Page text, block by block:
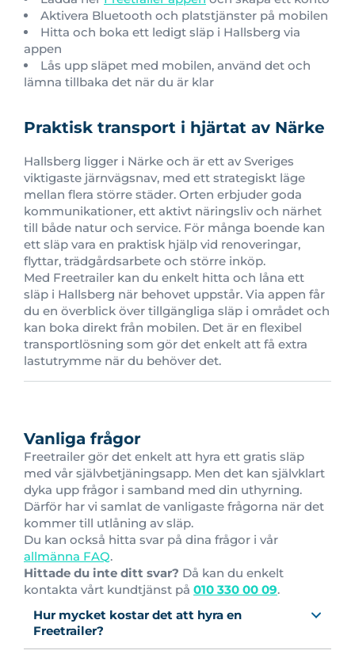
Aktivera Bluetooth och platstjänster på mobilen
Hitta och boka ett ledigt släp i Hallsberg via
appen
Lås upp släpet med mobilen, använd det och
lämna tillbaka det när du är klar
Praktisk transport i hjärtat av Närke
Hallsberg ligger i Närke och är ett av Sveriges
viktigaste järnvägsnav, med ett strategiskt läge
mellan flera större städer. Orten erbjuder goda
kommunikationer, ett aktivt näringsliv och närhet
till både natur och service. För många boende kan
ett släp vara en praktisk hjälp vid renoveringar,
flyttar, trädgårdsarbete och större inköp.
Med Freetrailer kan du enkelt hitta och låna ett
släp i Hallsberg när behovet uppstår. Via appen får
du en överblick över tillgängliga släp i området och
kan boka direkt från mobilen. Det är en flexibel
transportlösning som gör det enkelt att få extra
lastutrymme när du behöver det.
Vanliga frågor
Freetrailer gör det enkelt att hyra ett gratis släp
med vår självbetjäningsapp. Men det kan självklart
dyka upp frågor i samband med din uthyrning.
Därför har vi samlat de vanligaste frågorna när det
kommer till utlåning av släp.
Du kan också hitta svar på dina frågor i vår
allmänna FAQ.
Hittade du inte ditt svar? Då kan du enkelt
kontakta vårt kundtjänst på 010 330 00 09.
Hur mycket kostar det att hyra en
Freetrailer?